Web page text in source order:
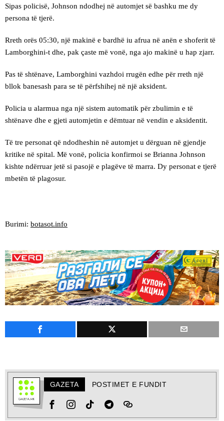
Sipas policisë, Johnson ndodhej në automjet së bashku me dy
persona të tjerë.
Rreth orës 05:30, një makinë e bardhë iu afrua në anën e shoferit të
Lamborghini-t dhe, pak çaste më vonë, nga ajo makinë u hap zjarr.
Pas të shtënave, Lamborghini vazhdoi rrugën edhe për rreth një
bllok banesash para se të përfshihej në një aksident.
Policia u alarmua nga një sistem automatik për zbulimin e të
shtënave dhe e gjeti automjetin e dëmtuar në vendin e aksidentit.
Të tre personat që ndodheshin në automjet u dërguan në gjendje
kritike në spital. Më vonë, policia konfirmoi se Brianna Johnson
kishte ndërruar jetë si pasojë e plagëve të marra. Dy personat e tjerë
mbetën të plagosur.
Burimi: botasot.info
GAZETA POSTIMET E FUNDIT